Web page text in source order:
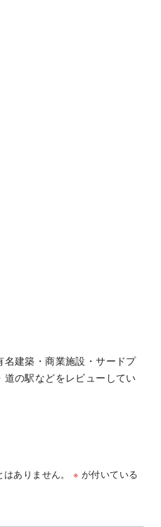
建築・商業施設・サードプ
の駅などをレビューしてい
ありません。 ※ が付いている